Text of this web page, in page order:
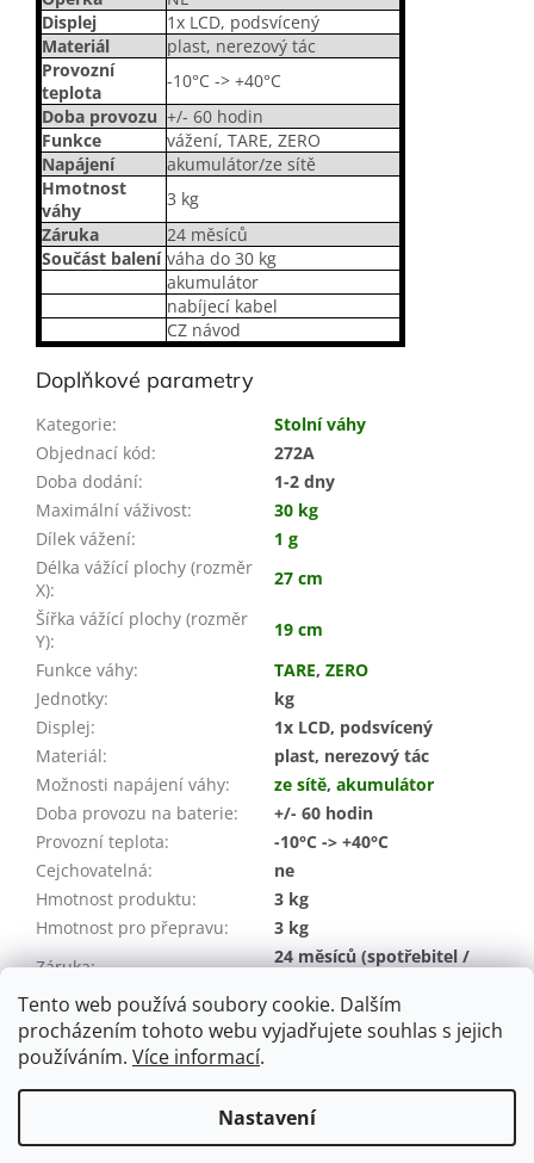
Tento web používá soubory cookie. Dalším
procházením tohoto webu vyjadřujete souhlas s jejich
používáním. Více informací.
Nastavení
Displej
1x LCD, podsvícený
Materiál
plast, nerezový tác
Provozní
teplota
-10°C -> +40°C
Doba provozu +/- 60 hodin
Funkce
vážení, TARE, ZERO
Napájení
akumulátor/ze sítě
Hmotnost
váhy
3 kg
Záruka
24 měsíců
Součást balení váha do 30 kg
akumulátor
nabíjecí kabel
CZ návod
Doplňkové parametry
Kategorie:
Stolní váhy
Objednací kód:
272A
Doba dodání:
1-2 dny
Maximální váživost:
30 kg
Dílek vážení:
1 g
Délka vážící plochy (rozměr
X):
27 cm
Šířka vážící plochy (rozměr
Y):
19 cm
Funkce váhy: TARE, ZERO
Jednotky:
kg
Displej:
1x LCD, podsvícený
Materiál:
plast, nerezový tác
Možnosti napájení váhy: ze sítě, akumulátor
Doba provozu na baterie:
+/- 60 hodin
Provozní teplota:
-10°C -> +40°C
Cejchovatelná:
ne
Hmotnost produktu:
3 kg
Hmotnost pro přepravu:
3 kg
Záruka:
24 měsíců (spotřebitel /
EAN
8594219562807
Vytvořil Shoptet